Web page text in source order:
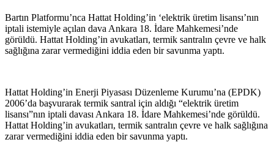
Bartın Platformu’nca Hattat Holding’in ‘elektrik üretim lisansı’nın
iptali istemiyle açılan dava Ankara 18. İdare Mahkemesi’nde
görüldü. Hattat Holding’in avukatları, termik santralın çevre ve halk
sağlığına zarar vermediğini iddia eden bir savunma yaptı.
Hattat Holding’in Enerji Piyasası Düzenleme Kurumu’na (EPDK)
2006’da başvurarak termik santral için aldığı “elektrik üretim
lisansı”nın iptali davası Ankara 18. İdare Mahkemesi’nde görüldü.
Hattat Holding’in avukatları, termik santralın çevre ve halk sağlığına
zarar vermediğini iddia eden bir savunma yaptı.